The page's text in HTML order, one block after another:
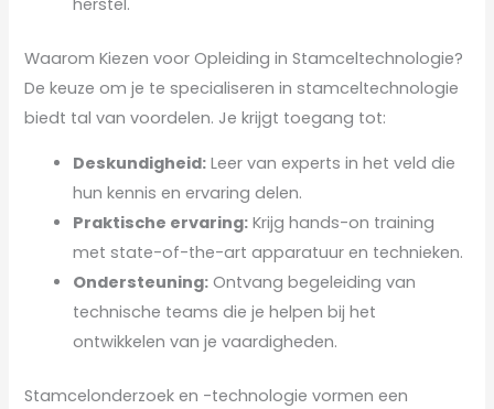
Waarom Kiezen voor Opleiding in Stamceltechnologie?
De keuze om je te specialiseren in stamceltechnologie
biedt tal van voordelen. Je krijgt toegang tot:
Deskundigheid: Leer van experts in het veld die
hun kennis en ervaring delen.
Praktische ervaring: Krijg hands-on training
met state-of-the-art apparatuur en technieken.
Ondersteuning: Ontvang begeleiding van
technische teams die je helpen bij het
ontwikkelen van je vaardigheden.
Stamcelonderzoek en -technologie vormen een